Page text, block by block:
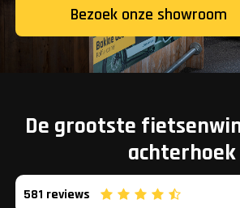
Bezoek onze showroom
De grootste
achterhoek
581 reviews